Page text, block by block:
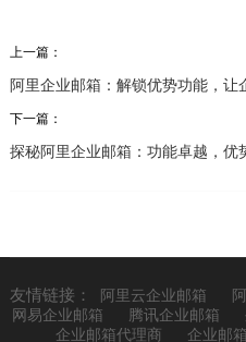
上一篇：
阿里企业邮箱：解锁优势功能，
下一篇：
探秘阿里企业邮箱：功能卓越，优
友情链接： 阿里云企业邮箱
网易企业邮箱
腾讯企业邮箱
企业邮箱代理商
企业邮